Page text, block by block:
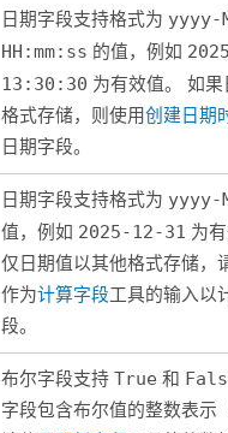
日期字段支持格式为 yyyy-
HH:mm:ss 的值，例如
13:30:30 为有效值。 如
格式存储，则使用创建日期
日期字段。
日期字段支持格式为 yyyy-
值，例如 2025-12-31 为
仅日期值以其他格式存储，
作为计算字段工具的输入以
段。
布尔字段支持 True 和
字段包含布尔值的整数表示